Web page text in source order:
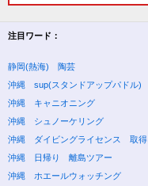
注目ワード：
静岡(熱海) 陶芸
沖縄 sup(スタンドアップパドル)
沖縄 キャニオニング
沖縄 シュノーケリング
沖縄 ダイビングライセンス 取得
沖縄 日帰り 離島ツアー
沖縄 ホエールウォッチング